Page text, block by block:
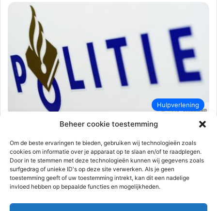
Beheer cookie toestemming
Om de beste ervaringen te bieden, gebruiken wij technologieën zoals
cookies om informatie over je apparaat op te slaan en/of te raadplegen.
Door in te stemmen met deze technologieën kunnen wij gegevens zoals
surfgedrag of unieke ID's op deze site verwerken. Als je geen
toestemming geeft of uw toestemming intrekt, kan dit een nadelige
invloed hebben op bepaalde functies en mogelijkheden.
Hulpverlening
6 januari 2024 0 1.203
Meerdere wapens aangetroffen tijdens
Preventief fouilleeractie, drie
aanhoudingen | Rotterdam-Centrum
Rotterdam – Bij een preventief fouilleeractie in de Rotterdamse